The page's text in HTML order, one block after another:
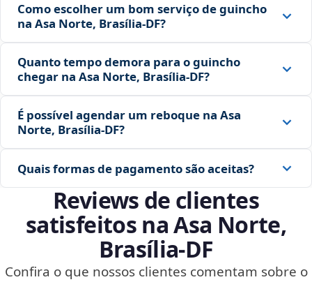
Como escolher um bom serviço de guincho
na Asa Norte, Brasília‑DF?
Quanto tempo demora para o guincho
chegar na Asa Norte, Brasília‑DF?
É possível agendar um reboque na Asa
Norte, Brasília‑DF?
Quais formas de pagamento são aceitas?
Reviews de clientes
satisfeitos na Asa Norte,
Brasília‑DF
Confira o que nossos clientes comentam sobre o